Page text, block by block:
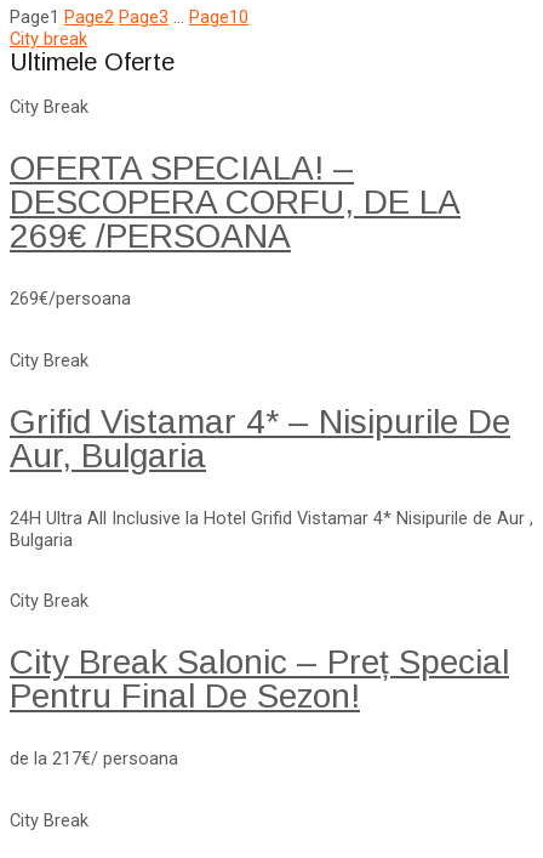
Page1 Page2 Page3 … Page10
City break
Ultimele Oferte
City Break
OFERTA SPECIALA! –
DESCOPERA CORFU, DE LA
269€ /PERSOANA
269€/persoana
City Break
Grifid Vistamar 4* – Nisipurile De
Aur, Bulgaria
24H Ultra All Inclusive la Hotel Grifid Vistamar 4* Nisipurile de Aur ,
Bulgaria
City Break
City Break Salonic – Preț Special
Pentru Final De Sezon!
de la 217€/ persoana
City Break